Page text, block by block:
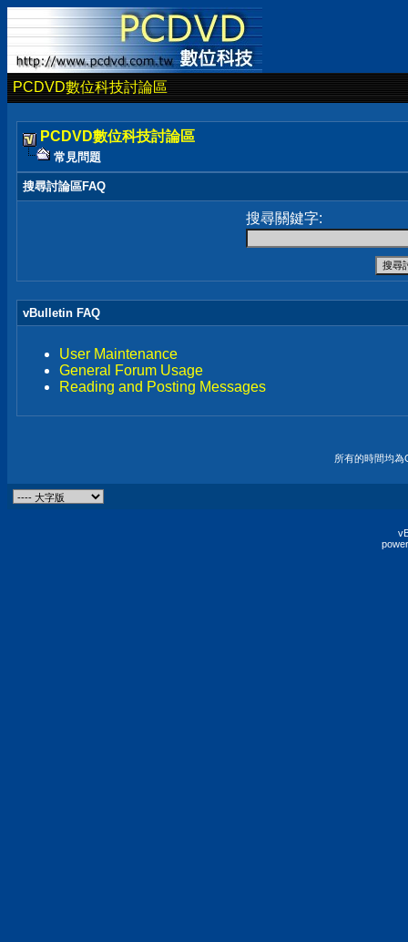
PCDVD數位科技討論區
PCDVD數位科技討論區
常見問題
搜尋討論區FAQ
搜尋關鍵字:
vBulletin FAQ
User Maintenance
General Forum Usage
Reading and Posting Messages
所有的時間均為